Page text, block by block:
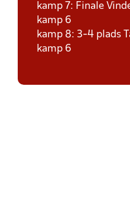
kamp 7: Finale
kamp 6
kamp 8: 3-4 plads
kamp 6